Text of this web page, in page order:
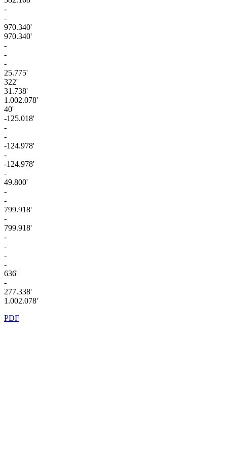
-
-
970.340'
970.340'
-
-
-
25.775'
322'
31.738'
1.002.078'
40'
-125.018'
-
-
-124.978'
-
-124.978'
-
49.800'
-
-
799.918'
-
799.918'
-
-
-
-
636'
-
277.338'
1.002.078'
PDF